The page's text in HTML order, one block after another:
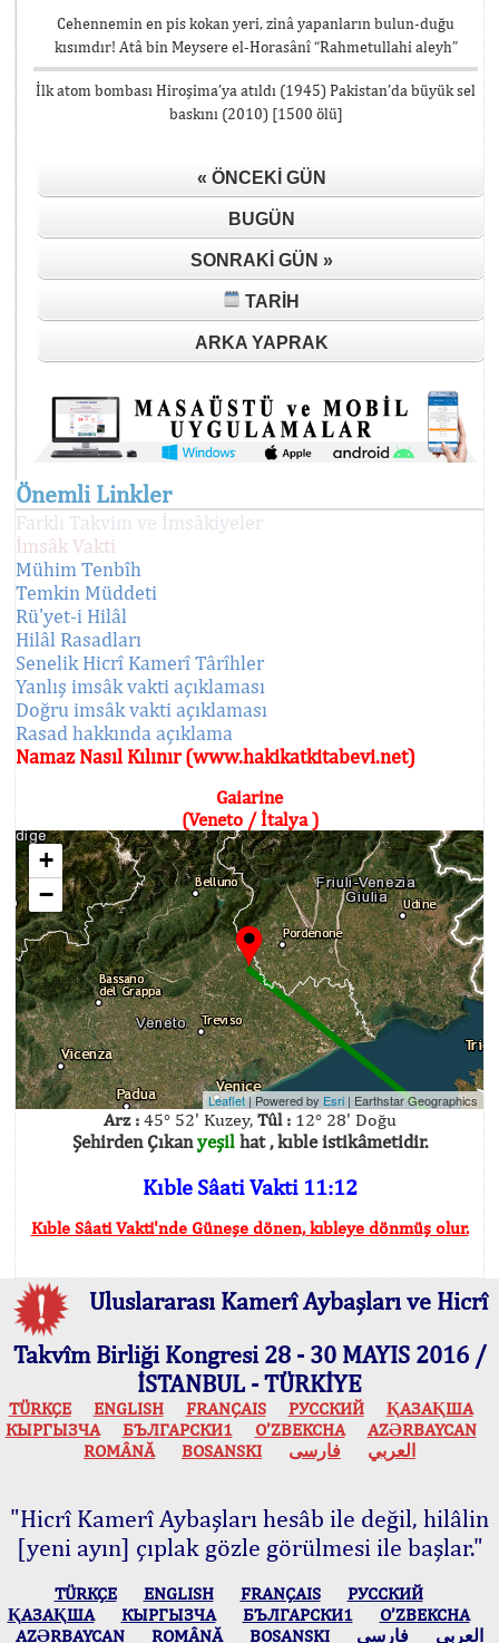
Cehennemin en pis kokan yeri, zinâ yapanların bulun-duğu
kısımdır! Atâ bin Meysere el-Horasânî “Rahmetullahi aleyh”
İlk atom bombası Hiroşima’ya atıldı (1945) Pakistan’da büyük sel
baskını (2010) [1500 ölü]
« ÖNCEKI GÜN
BUGÜN
SONRAKI GÜN »
TARIH
ARKA YAPRAK
Önemli Linkler
Farklı Takvim ve İmsâkiyeler
İmsâk Vakti
Mühim Tenbîh
Temkin Müddeti
Rü'yet-i Hilâl
Hilâl Rasadları
Senelik Hicrî Kamerî Târîhler
Yanlış imsâk vakti açıklaması
Doğru imsâk vakti açıklaması
Rasad hakkında açıklama
Namaz Nasıl Kılınır (www.hakikatkitabevi.net)
Gaiarine
(Veneto / İtalya )
+
−
Leaflet| Powered by Esri | Earthstar Geographics
Arz :45° 52' Kuzey, Tûl :12° 28' Doğu
Şehirden Çıkanyeşilhat , kıble istikâmetidir.
Kıble Sâati Vakti 11:12
Kıble Sâati Vakti'nde Güneşe dönen, kıbleye dönmüş olur.
Uluslararası Kamerî Aybaşları ve Hicrî
Takvîm Birliği Kongresi 28 - 30 MAYIS 2016 /
İSTANBUL - TÜRKİYE
TÜRKÇE ENGLISH FRANÇAIS РУССКИЙ
ҚАЗАҚША
КЫPГЫЗЧA
БЪЛГАРСКИ1 O’ZBEKCHA
AZӘRBAYCAN
ROMÂNĂ
BOSANSKI العربي فارسی
"Hicrî Kamerî Aybaşları hesâb ile değil, hilâlin
[yeni ayın] çıplak gözle görülmesi ile başlar."
TÜRKÇE ENGLISH FRANÇAIS
РУССКИЙ
ҚАЗАҚША
КЫPГЫЗЧA БЪЛГАРСКИ1
O’ZBEKCHA
AZӘRBAYCAN
ROMÂNĂ BOSANSKI العربي فارسی